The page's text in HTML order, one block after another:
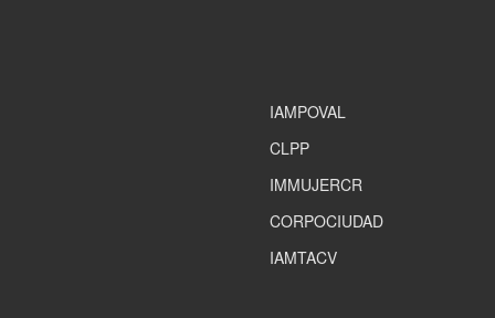
IAMPOVAL
CLPP
IMMUJERCR
CORPOCIUDAD
IAMTACV